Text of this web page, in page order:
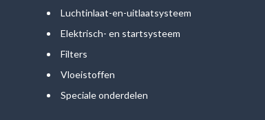
Luchtinlaat-en-uitlaatsysteem
Elektrisch- en startsysteem
Filters
Vloeistoffen
Speciale onderdelen